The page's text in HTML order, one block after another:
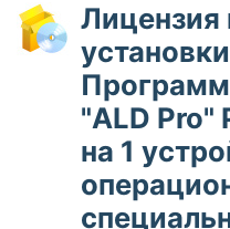
Лицензия
"ALD
на 1